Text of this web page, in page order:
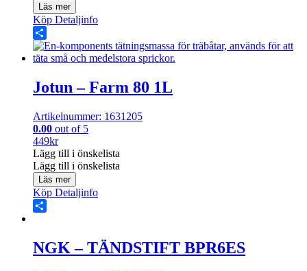
Läs mer
Köp Detaljinfo
Share
Jotun – Farm 80 1L
Artikelnummer: 1631205
0.00 out of 5
449kr
Lägg till i önskelista
Lägg till i önskelista
Läs mer
Köp Detaljinfo
NGK – TÄNDSTIFT BPR6ES